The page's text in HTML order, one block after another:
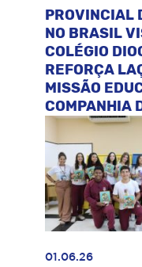
PROVINCIAL
NO BRASIL
COLÉGIO
REFORÇA
MISSÃO
COMPANHIA
01.06.26